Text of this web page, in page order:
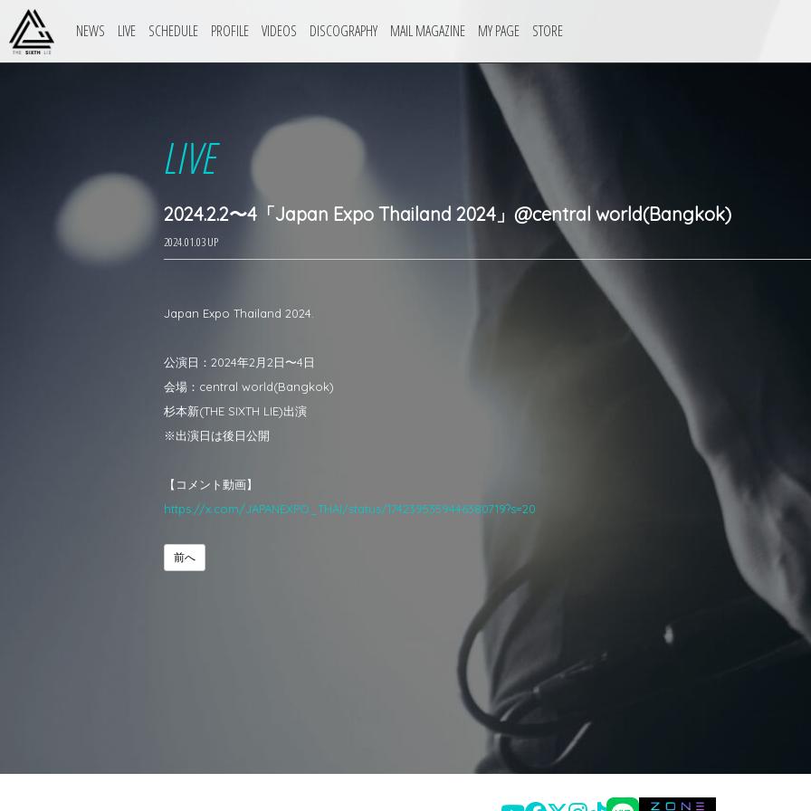
NEWS LIVE SCHEDULE PROFILE VIDEOS DISCOGRAPHY MAIL MAGAZINE MY PAGE STORE
LIVE
2024.2.2〜4「Japan Expo Thailand 2024」@central world(Bangkok)
2024.01.03 UP
Japan Expo Thailand 2024.
公演日：2024年2月2日〜4日
会場：central world(Bangkok)
杉本新(THE SIXTH LIE)出演
※出演日は後日公開
【コメント動画】
https://x.com/JAPANEXPO_THAI/status/1742395359446380719?s=20
前へ